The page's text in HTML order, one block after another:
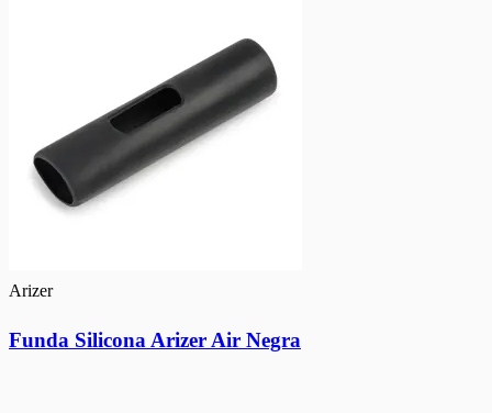
Arizer
Funda Silicona Arizer Air Negra